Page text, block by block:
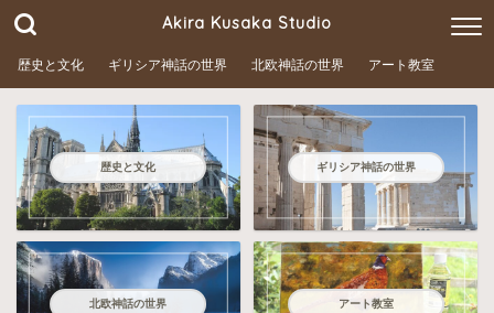
Akira Kusaka Studio
歴史と文化 ギリシア神話の世界 北欧神話の世界 アート教室
歴史と文化 ギリシア神話の世界
北欧神話の世界 アート教室